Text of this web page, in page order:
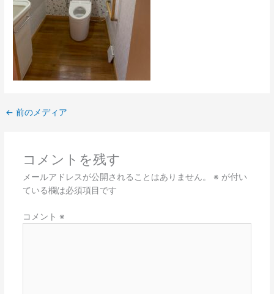
← 前のメディア
コメントを残す
メールアドレスが公開されることはありません。 ※ が付い
ている欄は必須項目です
コメント ※